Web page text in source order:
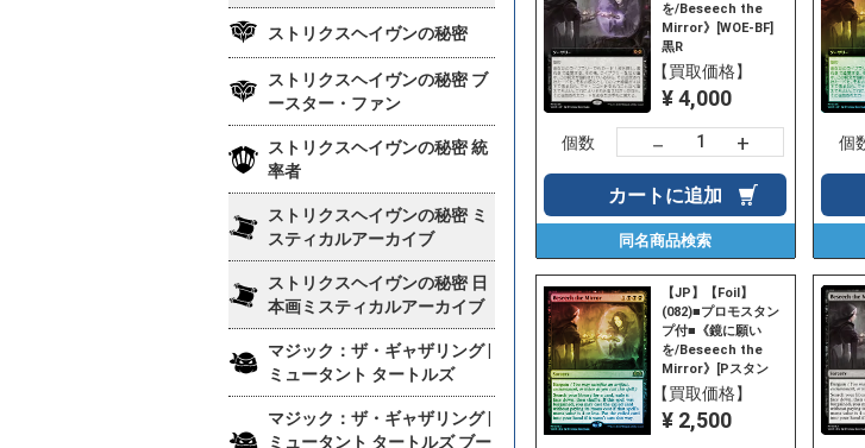
を/Beseech the
Mirror》[WOE-BF]
黒R
【買取価格】
¥ 4,000
個数 － +
カートに追加
同名商品検索
個
【JP】【Foil】
(082)■プロモスタン
プ付■《鏡に願い
を/Beseech the
Mirror》[Pスタン
プ_WOE] 黒R
【買取価格】
¥ 2,500